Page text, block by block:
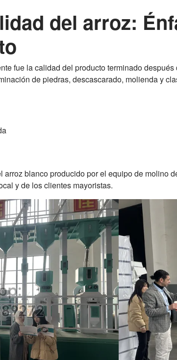
del arroz:
fue la calidad del producto terminado
de piedras, descascarado, molienda y
blanco producido por el equipo de molino
y de los clientes mayoristas.